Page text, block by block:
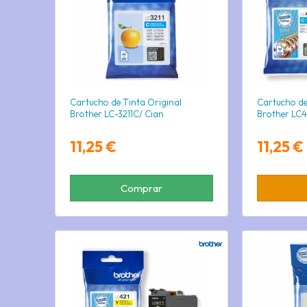
Cartucho de Tinta Original
Brother LC-3211C/ Cian
11,25 €
Comprar
Cartucho
Brother
11,25 €